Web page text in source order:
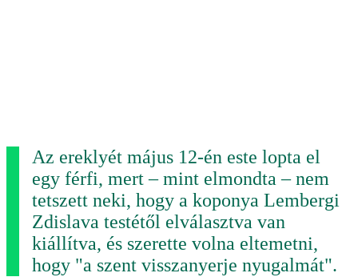
Az ereklyét május 12-én este lopta el
egy férfi, mert – mint elmondta – nem
tetszett neki, hogy a koponya Lembergi
Zdislava testétől elválasztva van
kiállítva, és szerette volna eltemetni,
hogy "a szent visszanyerje nyugalmát".